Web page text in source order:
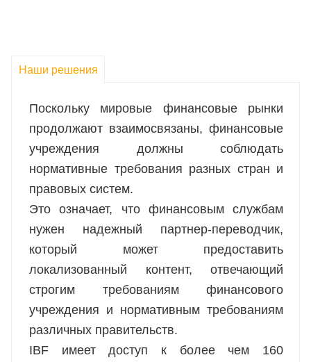
Наши решения
Поскольку мировые финансовые рынки
продолжают взаимосвязаны, финансовые
учреждения должны соблюдать
нормативные требования разных стран и
правовых систем.
Это означает, что финансовым службам
нужен надежный партнер-переводчик,
который может предоставить
локализованный контент, отвечающий
строгим требованиям финансового
учреждения и нормативным требованиям
различных правительств.
IBF имеет доступ к более чем 160